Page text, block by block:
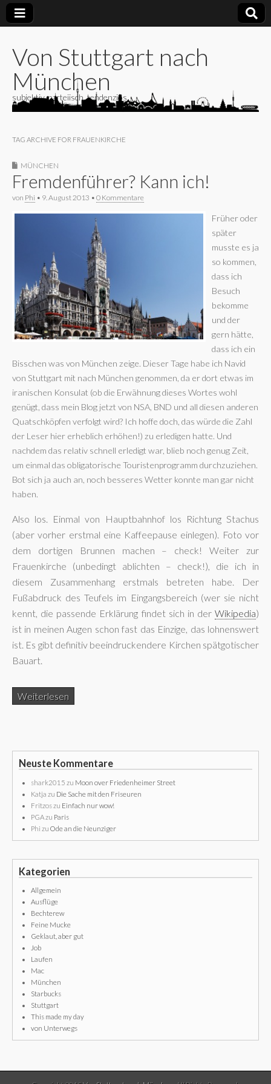
Von Stuttgart nach
München
subjektiv, parteiisch, tendenziös
TAG ARCHIVE FOR FRAUENKIRCHE
MÜNCHEN
Fremdenführer? Kann ich!
von Phi • 9. August 2013 • 0 Kommentare
Früher oder
später
musste es ja
so kommen,
dass ich
Besuch
bekomme
und der
gern hätte,
dass ich ein
Bisschen was von München zeige. Dieser Tage habe ich Navid
von Stuttgart mit nach München genommen, da er dort etwas im
iranischen Konsulat (ob die Erwähnung dieses Wortes wohl
genügt, dass mein Blog jetzt von NSA, BND und all diesen anderen
Quatschköpfen verfolgt wird? Ich hoffe doch, das würde die Zahl
der Leser hier erheblich erhöhen!) zu erledigen hatte. Und
nachdem das relativ schnell erledigt war, blieb noch genug Zeit,
um einmal das obligatorische Touristenprogramm durchzuziehen.
Bot sich ja auch an, noch besseres Wetter konnte man gar nicht
haben.
Also los. Einmal von Hauptbahnhof los Richtung Stachus
(aber vorher erstmal eine Kaffeepause einlegen). Foto vor
dem dortigen Brunnen machen – check! Weiter zur
Frauenkirche (unbedingt ablichten – check!), die ich in
diesem Zusammenhang erstmals betreten habe. Der
Fußabdruck des Teufels im Eingangsbereich (wer sie nicht
kennt, die passende Erklärung findet sich in der Wikipedia)
ist in meinen Augen schon fast das Einzige, das lohnenswert
ist. Es gibt definitiv beeindruckendere Kirchen spätgotischer
Bauart.
Weiterlesen
Neuste Kommentare
shark2015 zu Moon over Friedenheimer Street
Katja zu Die Sache mit den Friseuren
Fritzoszu Einfach nur wow!
PGAzu Paris
Phi zu Ode an die Neunziger
Kategorien
Allgemein
Ausflüge
Bechterew
Feine Mucke
Geklaut, aber gut
Job
Laufen
Mac
München
Starbucks
Stuttgart
This made my day
von Unterwegs